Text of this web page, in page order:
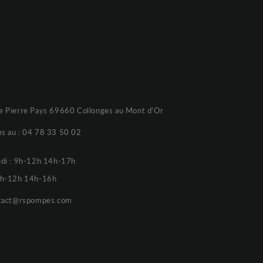
Pierre Pays 69660 Collonges au Mont d'Or
au :04 78 33 50 02
: 9h-12h 14h-17h
12h 14h-16h